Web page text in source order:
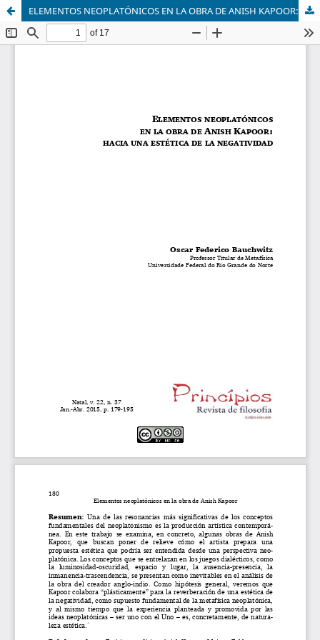
ELEMENTOS NEOPLATÓNICOS EN LA OBRA DE ANISH KAPOOR: HACIA UNA ESTÉTICA DE LA NEGATIVIDAD